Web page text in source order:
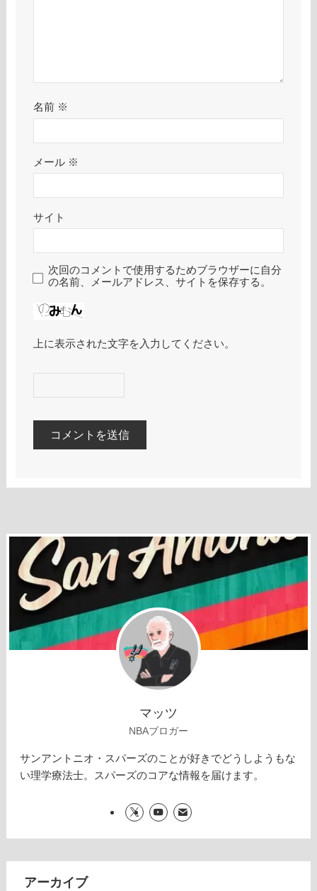
名前 ※
メール ※
サイト
次回のコメントで使用するためブラウザーに自分
の名前、メールアドレス、サイトを保存する。
上に表示された文字を入力してください。
マッツ
NBAブロガー
サンアントニオ・スパーズのことが好きでどうしようもな
い理学療法士。スパーズのコアな情報を届けます。
アーカイブ